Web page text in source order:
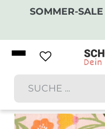
SOMMER-SALE